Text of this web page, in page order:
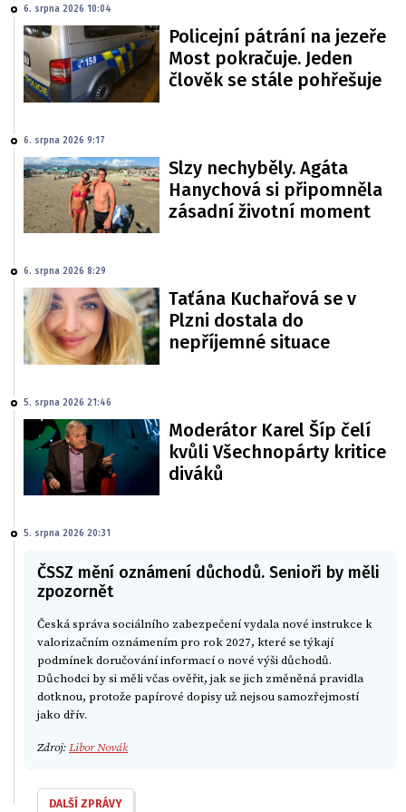
6. srpna 2026 10:04
Policejní pátrání na jezeře
Most pokračuje. Jeden
člověk se stále pohřešuje
6. srpna 2026 9:17
Slzy nechyběly. Agáta
Hanychová si připomněla
zásadní životní moment
6. srpna 2026 8:29
Taťána Kuchařová se v
Plzni dostala do
nepříjemné situace
5. srpna 2026 21:46
Moderátor Karel Šíp čelí
kvůli Všechnopárty kritice
diváků
5. srpna 2026 20:31
ČSSZ mění oznámení důchodů. Senioři by měli
zpozornět
Česká správa sociálního zabezpečení vydala nové instrukce k
valorizačním oznámením pro rok 2027, které se týkají
podmínek doručování informací o nové výši důchodů.
Důchodci by si měli včas ověřit, jak se jich změněná pravidla
dotknou, protože papírové dopisy už nejsou samozřejmostí
jako dřív.
Zdroj:Libor Novák
DALŠÍ ZPRÁVY